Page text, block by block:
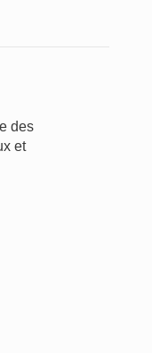
des
et